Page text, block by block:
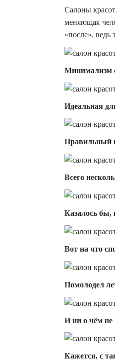
Салоны
меняющая
«после», ведь
Минимализм
Идеальная
Правильный
Всего
Казалось бы,
Вот на что
Помолодел
И ни о чём не
Кажется, с